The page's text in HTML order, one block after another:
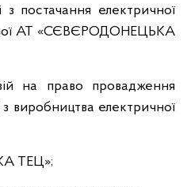
з постачання електричної
АТ «СЄВЄРОДОНЕЦЬКА
на право провадження
з виробництва електричної
ТЕЦ»;